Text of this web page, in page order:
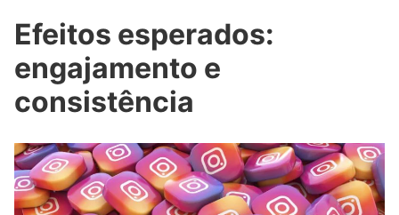
Efeitos esperados:
engajamento e
consistência